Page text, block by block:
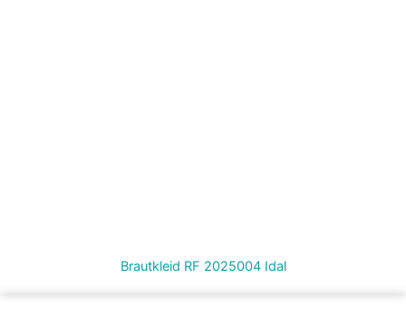
Brautkleid RF 2025004 Idal